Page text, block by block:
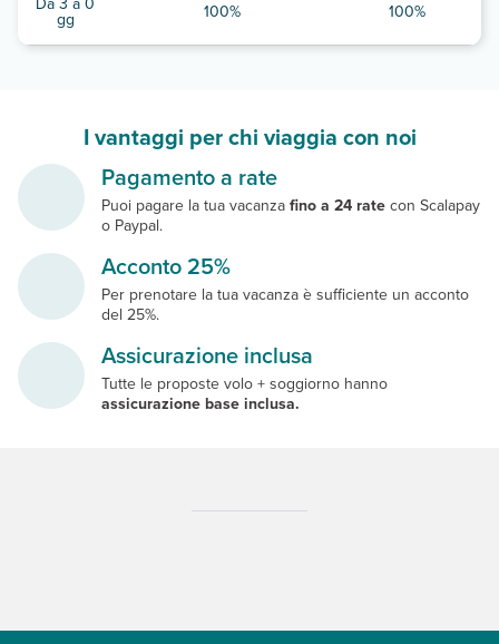
gg 100% 100%
I vantaggi per chi viaggia con noi
Pagamento a rate
Puoi pagare la tua vacanzafino a 24 ratecon Scalapay
o Paypal.
Acconto 25%
Per prenotare la tua vacanza è sufficiente un acconto
del 25%.
Assicurazione inclusa
Tutte le proposte volo + soggiorno hanno
assicurazione base inclusa.